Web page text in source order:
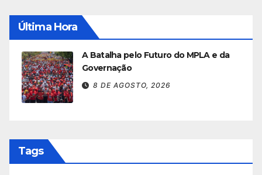
Última Hora
A Batalha pelo Futuro do MPLA e da
Governação
8 DE AGOSTO, 2026
Tags